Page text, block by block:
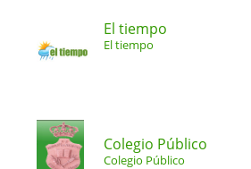
El tiempo
El tiempo
Colegio Público
Colegio Público